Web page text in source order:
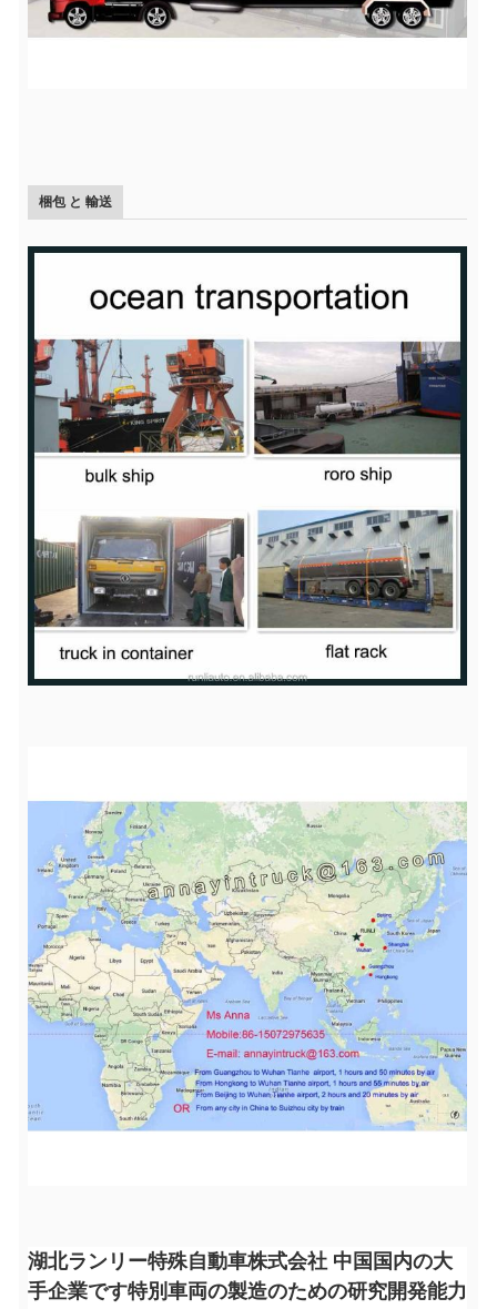
梱包 と 輸送
湖北ランリー特殊自動車株式会社 中国国内の大
手企業です特別車両の製造のための研究開発能力